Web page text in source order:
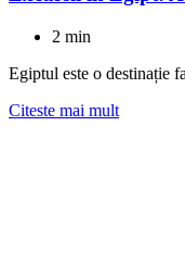
2 min
Egiptul este o destinație
Citeste mai mult